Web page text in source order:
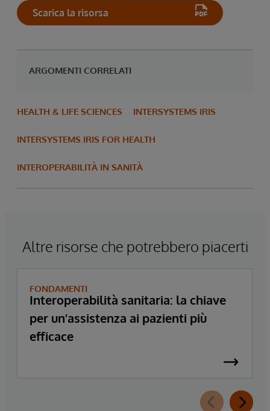
Scarica la risorsa
ARGOMENTI CORRELATI
HEALTH & LIFE SCIENCES INTERSYSTEMS IRIS
INTERSYSTEMS IRIS FOR HEALTH
INTEROPERABILITÀ IN SANITÀ
Altre risorse che potrebbero piacerti
FONDAMENTI
Interoperabilità sanitaria: la chiave
per un’assistenza ai pazienti più
efficace